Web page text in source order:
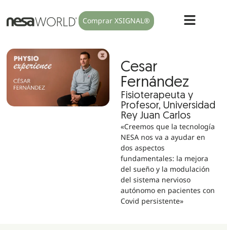
Comprar XSIGNAL®
Cesar
Fernández
Fisioterapeuta y
Profesor, Universidad
Rey Juan Carlos
«Creemos que la tecnología
NESA nos va a ayudar en
dos aspectos
fundamentales: la mejora
del sueño y la modulación
del sistema nervioso
autónomo en pacientes con
Covid persistente»